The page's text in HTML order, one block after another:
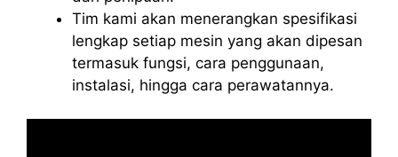
Tim kami akan menerangkan spesifikasi
lengkap setiap mesin yang akan dipesan
termasuk fungsi, cara penggunaan,
instalasi, hingga cara perawatannya.